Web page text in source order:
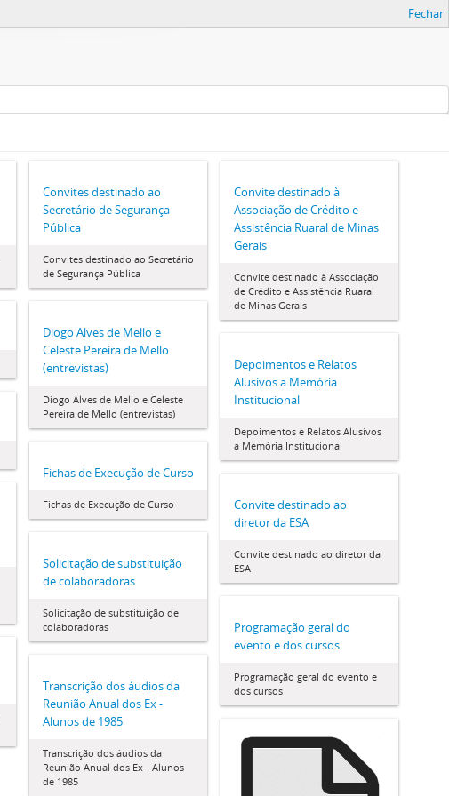
Fechar
Convites destinado ao
Secretário de Segurança
Pública
Convites destinado ao Secretário
de Segurança Pública
Convite destinado à
Associação de Crédito e
Assistência Ruaral de Minas
Gerais
Convite destinado à Associação
de Crédito e Assistência Ruaral
de Minas Gerais
Diogo Alves de Mello e
Celeste Pereira de Mello
(entrevistas)
Diogo Alves de Mello e Celeste
Pereira de Mello (entrevistas)
Depoimentos e Relatos
Alusivos a Memória
Institucional
Depoimentos e Relatos Alusivos
a Memória Institucional
Fichas de Execução de Curso
Fichas de Execução de Curso
Convite destinado ao
diretor da ESA
Convite destinado ao diretor da
ESA
Solicitação de substituição
de colaboradoras
Solicitação de substituição de
colaboradoras
Programação geral do
evento e dos cursos
Programação geral do evento e
dos cursos
Transcrição dos áudios da
Reunião Anual dos Ex -
Alunos de 1985
Transcrição dos áudios da
Reunião Anual dos Ex - Alunos
de 1985